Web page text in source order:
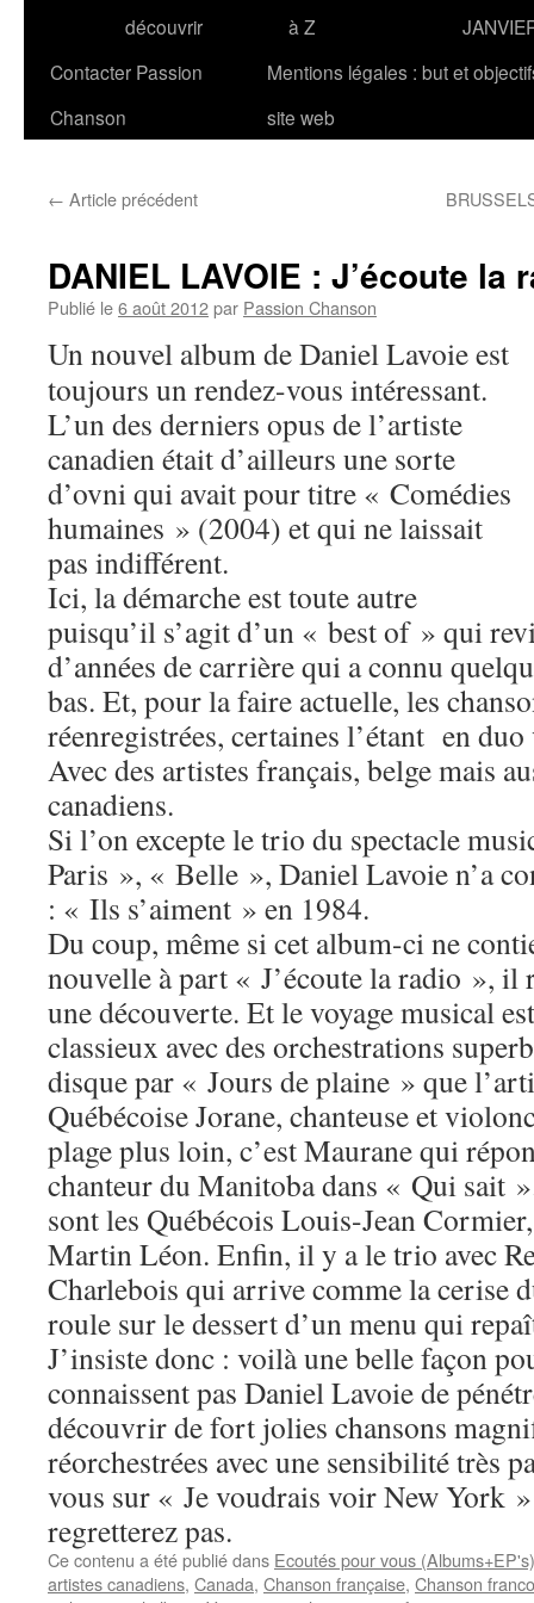
découvrir
à Z
Contacter Passion
Chanson
Mentions légales : but et
site web
← Article précédent
DANIEL LAVOIE : J’écoute la
Publié le6 août 2012par Passion Chanson
Un nouvel album de Daniel Lavoie est
toujours un rendez-vous intéressant.
L’un des derniers opus de l’artiste
canadien était d’ailleurs une sorte
d’ovni qui avait pour titre « Comédies
humaines » (2004) et qui ne laissait
pas indifférent.
Ici, la démarche est toute autre
puisqu’il s’agit d’un « best of » qui
d’années de carrière qui a connu
bas. Et, pour la faire actuelle, les
réenregistrées, certaines l’étant en
Avec des artistes français, belge mais
canadiens.
Si l’on excepte le trio du spectacle
Paris », « Belle », Daniel Lavoie n’a
: « Ils s’aiment » en 1984.
Du coup, même si cet album-ci ne
nouvelle à part « J’écoute la radio », il
une découverte. Et le voyage musical
classieux avec des orchestrations
disque par « Jours de plaine » que
Québécoise Jorane, chanteuse et
plage plus loin, c’est Maurane qui
chanteur du Manitoba dans « Qui sait
sont les Québécois Louis-Jean
Martin Léon. Enfin, il y a le trio avec
Charlebois qui arrive comme la cerise
roule sur le dessert d’un menu qui
J’insiste donc : voilà une belle façon
connaissent pas Daniel Lavoie de
découvrir de fort jolies chansons
réorchestrées avec une sensibilité très
vous sur « Je voudrais voir New York
regretterez pas.
Ce contenu a été publié dans Ecoutés pour vous (Albums+EP's)
artistes canadiens, Canada, Chanson française, Chanson